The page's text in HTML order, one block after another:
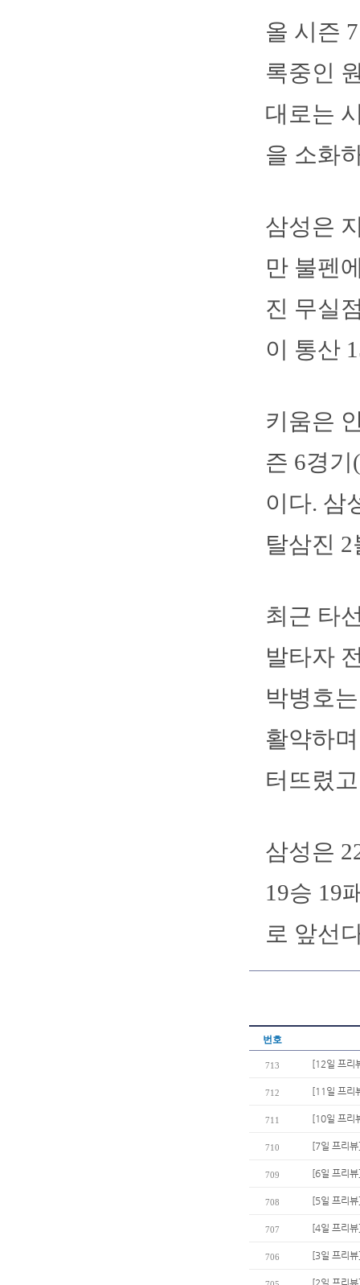
올 시즌
록중인
대로는
을 소화
삼성은
만 불펜
진 무실
이 통산
키움은
즌 6경
이다. 삼
탈삼진
최근 타
발타자
박병호
활약하
터뜨렸
삼성은
19승 19
로 앞선
번호
713 [12일 프리
712 [11일 프리
711 [10일 프리
710 [7일 프리
709 [6일 프리
708 [5일 프리
707 [4일 프리
706 [3일 프리
[2일 프리